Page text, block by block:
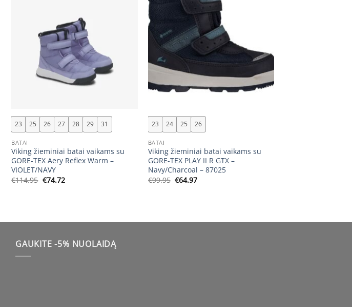
23 25 26 27 28 29 31
BATAI
Viking žieminiai batai vaikams su
GORE-TEX Aery Reflex Warm –
VIOLET/NAVY
€114.95 Original
€74.72Current
23 24 25 26
BATAI
Viking žieminiai batai vaikams su
GORE-TEX PLAY II R GTX –
Navy/Charcoal – 87025
€99.95 Original
€64.97Current
GAUKITE -5% NUOLAIDĄ